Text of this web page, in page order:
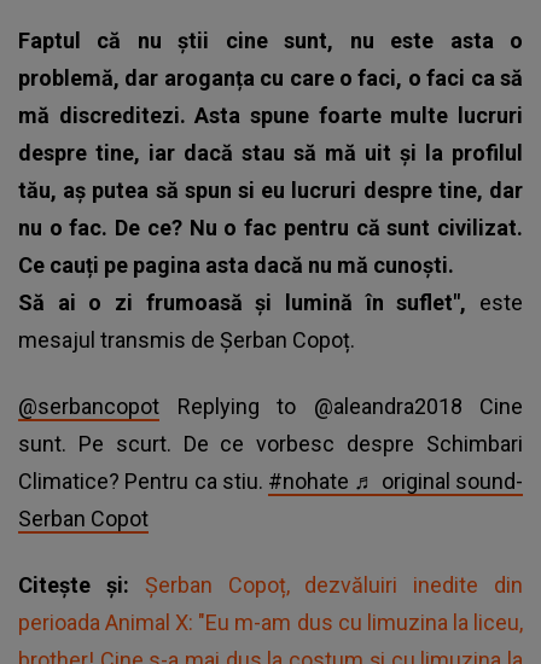
Faptul că nu știi cine sunt, nu este asta o
problemă, dar aroganța cu care o faci, o faci ca să
mă discreditezi. Asta spune foarte multe lucruri
despre tine, iar dacă stau să mă uit și la profilul
tău, aș putea să spun si eu lucruri despre tine, dar
nu o fac. De ce? Nu o fac pentru că sunt civilizat.
Ce cauți pe pagina asta dacă nu mă cunoști.
Să ai o zi frumoasă și lumină în suflet", este
mesajul transmis de Șerban Copoț.
@serbancopot Replying to @aleandra2018 Cine
sunt. Pe scurt. De ce vorbesc despre Schimbari
Climatice? Pentru ca stiu. #nohate ♬ original sound-
Serban Copot
Citește și: Șerban Copoț, dezvăluiri inedite din
perioada Animal X: "Eu m-am dus cu limuzina la liceu,